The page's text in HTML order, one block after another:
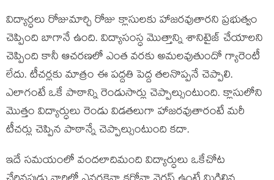
విద్యార్ధలు రోజుమార్చి రోజు క్లాసులకు హాజరవుతారని ప్రభుత్వం
చెప్పింది బాగానే ఉంది. విద్యాసంస్ధ మొత్తాన్ని శానిటైజ్ చేయాలని
చెప్పింది కానీ ఆచరణలో ఎంత వరకు అమలవుతుందో గ్యారెంటీ
లేదు. టీచర్లకు మాత్రం ఈ పద్దతి పెద్ద తలనొప్పనే చెప్పాలి.
ఎలాగంటే ఒకే పాఠాన్ని రెండుసార్లు చెప్పాల్సుంటుంది. క్లాసులోని
మొత్తం విద్యార్ధులు రెండు విడతలుగా హాజరవుతారంటే మరీ
టీచర్లు చెప్పిన పాఠాన్నే చెప్పాల్సుంటుంది కదా.
ఇదే సమయంలో వందలాదిమంది విద్యార్ధులు ఒకేచోట